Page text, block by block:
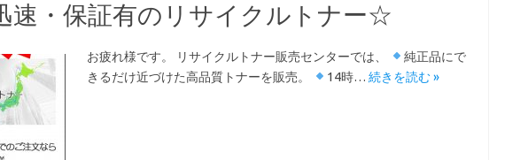
速・保証有のリサイクルトナー☆
お疲れ様です。 リサイクルトナー販売センターでは、
純正品にで
きるだけ近づけた高品質トナーを販売。
14時… 続きを読む »